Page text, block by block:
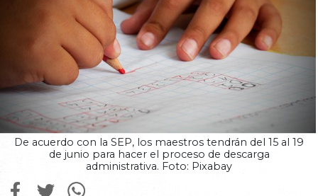
De acuerdo con la SEP, los maestros tendrán del 15 al 19
de junio para hacer el proceso de descarga
administrativa. Foto: Pixabay